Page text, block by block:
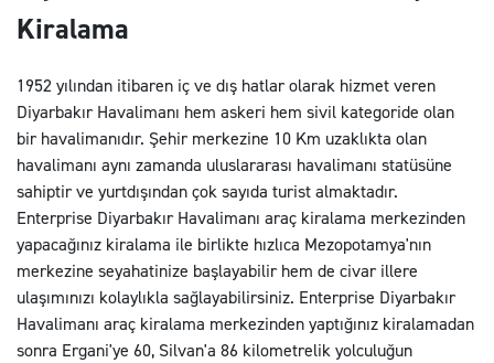
Kiralama
1952 yılından itibaren iç ve dış hatlar olarak hizmet veren
Diyarbakır Havalimanı hem askeri hem sivil kategoride olan
bir havalimanıdır. Şehir merkezine 10 Km uzaklıkta olan
havalimanı aynı zamanda uluslararası havalimanı statüsüne
sahiptir ve yurtdışından çok sayıda turist almaktadır.
Enterprise Diyarbakır Havalimanı araç kiralama merkezinden
yapacağınız kiralama ile birlikte hızlıca Mezopotamya'nın
merkezine seyahatinize başlayabilir hem de civar illere
ulaşımınızı kolaylıkla sağlayabilirsiniz. Enterprise Diyarbakır
Havalimanı araç kiralama merkezinden yaptığınız kiralamadan
sonra Ergani'ye 60, Silvan'a 86 kilometrelik yolculuğun